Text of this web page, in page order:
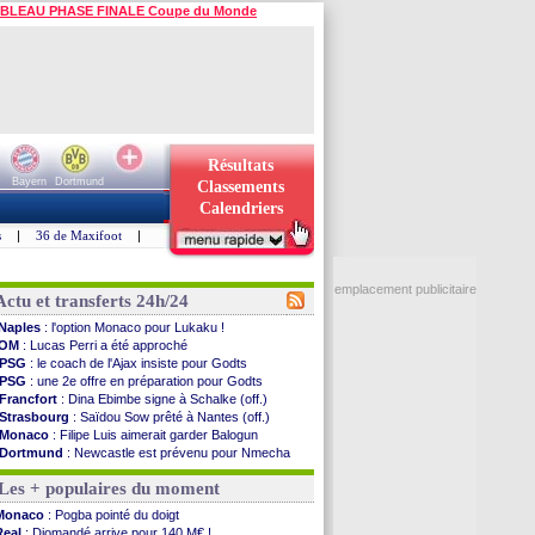
PHASE FINALE Coupe du Monde
Bayern
Dortmund
Résultats
Classements
Calendriers
| 36 de Maxifoot |
et transferts 24h/24
: l'option Monaco pour Lukaku !
: Lucas Perri a été approché
PSG : le coach de l'Ajax insiste pour Godts
PSG : une 2e offre en préparation pour Godts
Francfort : Dina Ebimbe signe à Schalke (off.)
Strasbourg : Saïdou Sow prêté à Nantes (off.)
Monaco : Filipe Luis aimerait garder Balogun
Dortmund : Newcastle est prévenu pour Nmecha
Barça: première offre à 45 M€ pour Rodri ?
Argentine: le soutien très appuyé à Infantino
Tottenham: Van de Ven va prolonger
Barça: l'agent de Rodri confirme !
+ populaires du moment
: Pogba pointé du doigt
emplacement publicitaire